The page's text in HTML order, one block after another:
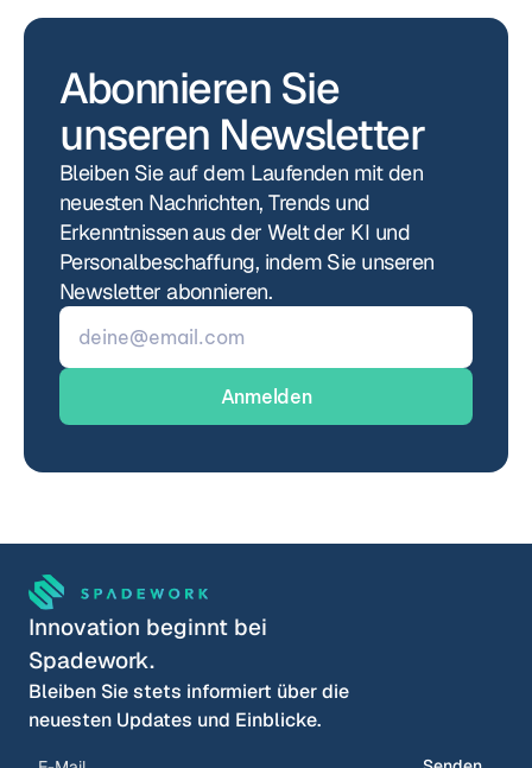
Abonnieren Sie
unseren Newsletter
Bleiben Sie auf dem Laufenden mit den
neuesten Nachrichten, Trends und
Erkenntnissen aus der Welt der KI und
Personalbeschaffung, indem Sie unseren
Newsletter abonnieren.
Innovation beginnt bei
Spadework.
Bleiben Sie stets informiert über die
neuesten Updates und Einblicke.